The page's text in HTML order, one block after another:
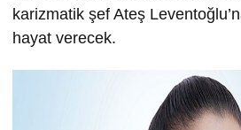
karizmatik şef Ateş
hayat verecek.